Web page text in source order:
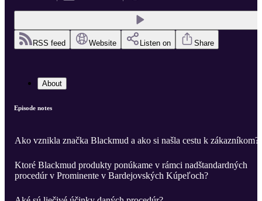
RSS feed Website Listen on Share
About
Episode notes
Ako vznikla značka Blackmud a ako si našla cestu k zákazníkom?
Ktoré Blackmud produkty ponúkame v rámci nadštandardných
procedúr v Prominente v Bardejovských Kúpeľoch?